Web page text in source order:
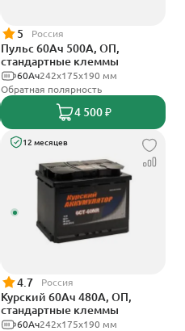
5 Россия
Пульс 60Ач 500А, ОП,
стандартные клеммы
242x175x190 мм
60Ач
Обратная полярность
4 500 ₽
12 месяцев
4.7 Россия
Курский 60Ач 480А, ОП,
стандартные клеммы
242x175x190 мм
60Ач